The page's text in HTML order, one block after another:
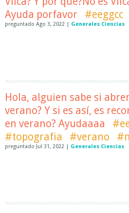
Ayuda porfavor
#eeggcc
preguntado Ago 3, 2022 | Generales Ciencias
Hola, alguien sabe si
verano? Y si es así, es
en verano? Ayudaaaa
#topografia
#verano
preguntado Jul 31, 2022 | Generales Ciencias